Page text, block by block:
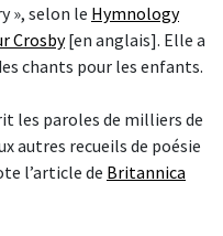
», selon le Hymnology
Crosby[en anglais]. Elle a
chants pour les enfants.
les paroles de milliers de
autres recueils de poésie
l’article de Britannica